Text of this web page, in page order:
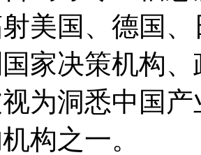
美国、德国
家决策机构
为洞悉中国
构之一。